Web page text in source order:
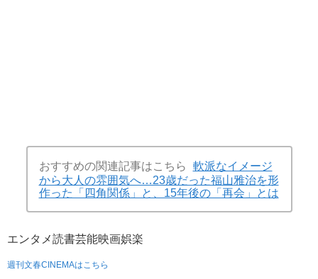
おすすめの関連記事はこちら
軟派なイメージ
から大人の雰囲気へ…23歳だった福山雅治を形
作った「四角関係」と、15年後の「再会」とは
エンタメ読書芸能映画娯楽
週刊文春CINEMAはこちら